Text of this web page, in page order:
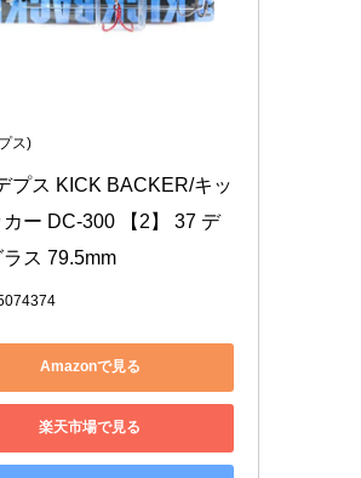
ス)
プス KICK BACKER/キッ
カー DC-300 【2】 37 デ
ラス 79.5mm
Amazonで見る
楽天市場で見る